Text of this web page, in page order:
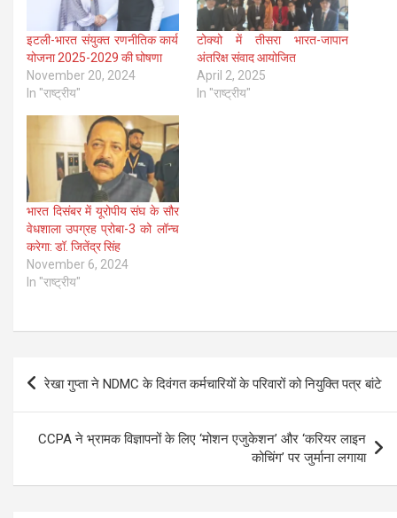
इटली-भारत संयुक्त रणनीतिक कार्य
योजना 2025-2029 की घोषणा
November 20, 2024
In "राष्ट्रीय"
टोक्यो में तीसरा भारत-जापान
अंतरिक्ष संवाद आयोजित
April 2, 2025
In "राष्ट्रीय"
भारत दिसंबर में यूरोपीय संघ के सौर
वेधशाला उपग्रह प्रोबा-3 को लॉन्च
करेगा: डॉ. जितेंद्र सिंह
November 6, 2024
In "राष्ट्रीय"
Post
navigation
रेखा गुप्ता ने NDMC के दिवंगत कर्मचारियों के परिवारों को नियुक्ति पत्र बांटे
CCPA ने भ्रामक विज्ञापनों के लिए ‘मोशन एजुकेशन’ और ‘करियर लाइन
कोचिंग’ पर जुर्माना लगाया